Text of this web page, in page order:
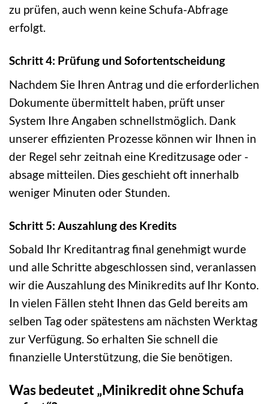
zu prüfen, auch wenn keine Schufa-Abfrage
erfolgt.
Schritt 4: Prüfung und Sofortentscheidung
Nachdem Sie Ihren Antrag und die erforderlichen
Dokumente übermittelt haben, prüft unser
System Ihre Angaben schnellstmöglich. Dank
unserer effizienten Prozesse können wir Ihnen in
der Regel sehr zeitnah eine Kreditzusage oder -
absage mitteilen. Dies geschieht oft innerhalb
weniger Minuten oder Stunden.
Schritt 5: Auszahlung des Kredits
Sobald Ihr Kreditantrag final genehmigt wurde
und alle Schritte abgeschlossen sind, veranlassen
wir die Auszahlung des Minikredits auf Ihr Konto.
In vielen Fällen steht Ihnen das Geld bereits am
selben Tag oder spätestens am nächsten Werktag
zur Verfügung. So erhalten Sie schnell die
finanzielle Unterstützung, die Sie benötigen.
Was bedeutet „Minikredit ohne Schufa